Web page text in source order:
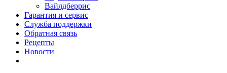
Вайлдберрис
Гарантия и сервис
Служба поддержки
Обратная связь
Рецепты
Новости